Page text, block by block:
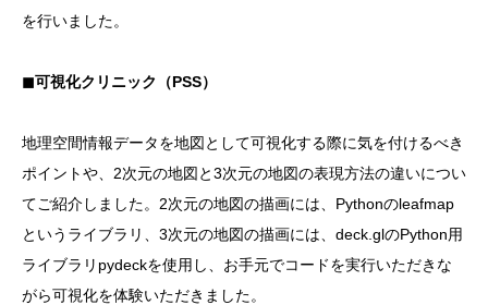
を行いました。
◼︎可視化クリニック（PSS）
地理空間情報データを地図として可視化する際に気を付けるべき
ポイントや、2次元の地図と3次元の地図の表現方法の違いについ
てご紹介しました。2次元の地図の描画には、Pythonのleafmap
というライブラリ、3次元の地図の描画には、deck.glのPython用
ライブラリpydeckを使用し、お手元でコードを実行いただきな
がら可視化を体験いただきました。